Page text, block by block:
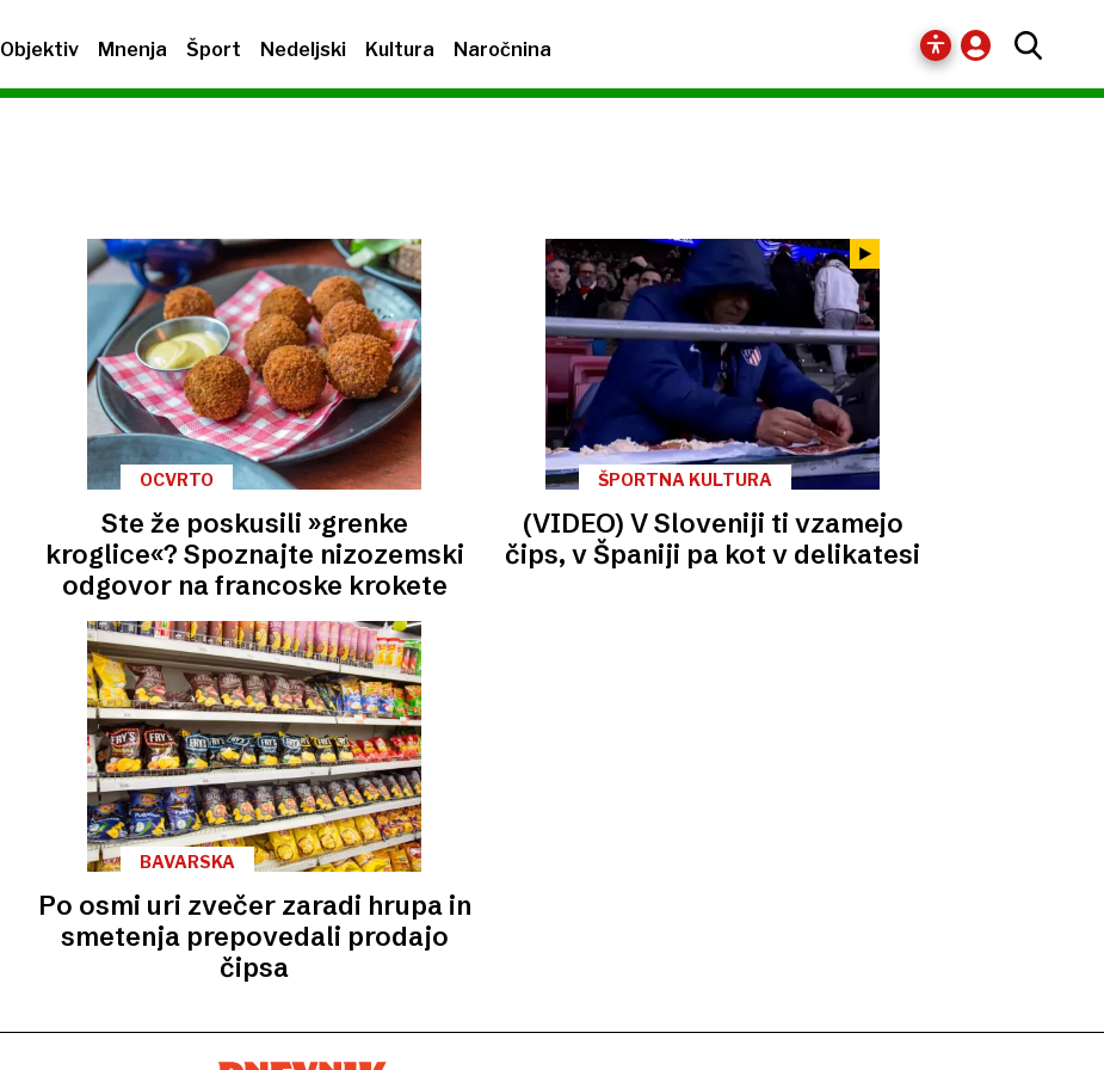
Objektiv Mnenja Šport Nedeljski Kultura Naročnina
OCVRTO
Ste že poskusili »grenke
kroglice«? Spoznajte nizozemski
odgovor na francoske krokete
ŠPORTNA KULTURA
(VIDEO) V Sloveniji ti vzamejo
čips, v Španiji pa kot v delikatesi
BAVARSKA
Po osmi uri zvečer zaradi hrupa in
smetenja prepovedali prodajo
čipsa